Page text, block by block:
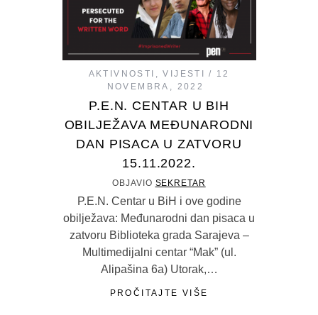
AKTIVNOSTI ,VIJESTI
12
NOVEMBRA, 2022
P.E.N. CENTAR U BIH
OBILJEŽAVA MEĐUNARODNI
DAN PISACA U ZATVORU
15.11.2022.
OBJAVIO SEKRETAR
P.E.N. Centar u BiH i ove godine
obilježava: Međunarodni dan pisaca u
zatvoru Biblioteka grada Sarajeva –
Multimedijalni centar “Mak” (ul.
Alipašina 6a) Utorak,…
PROČITAJTE VIŠE